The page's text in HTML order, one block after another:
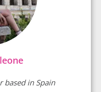
based in Spain